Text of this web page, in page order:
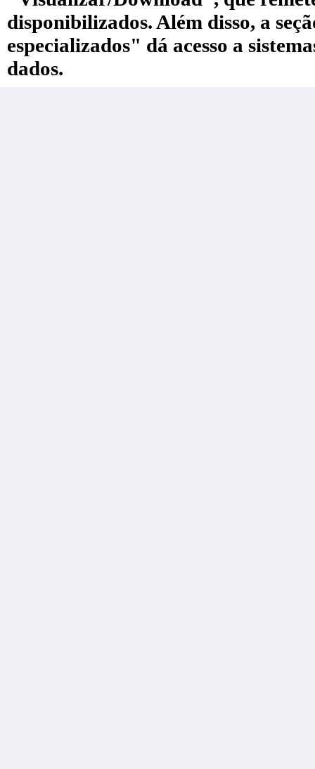
disponibilizados. Além disso, a
especializados" dá acesso a
dados.